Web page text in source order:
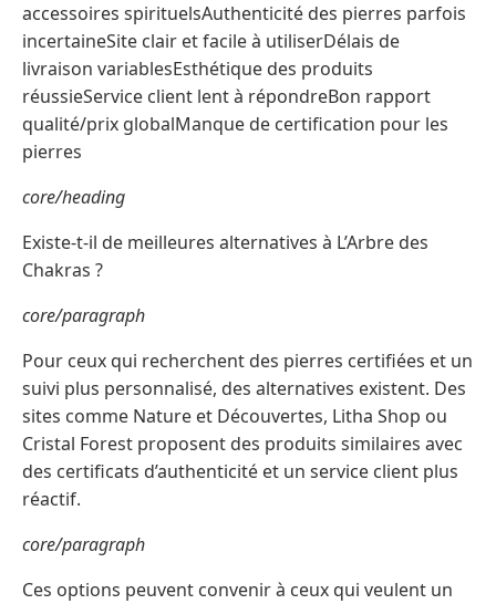
accessoires spirituelsAuthenticité des pierres parfois
incertaineSite clair et facile à utiliserDélais de
livraison variablesEsthétique des produits
réussieService client lent à répondreBon rapport
qualité/prix globalManque de certification pour les
pierres
core/heading
Existe-t-il de meilleures alternatives à L’Arbre des
Chakras ?
core/paragraph
Pour ceux qui recherchent des pierres certifiées et un
suivi plus personnalisé, des alternatives existent. Des
sites comme Nature et Découvertes, Litha Shop ou
Cristal Forest proposent des produits similaires avec
des certificats d’authenticité et un service client plus
réactif.
core/paragraph
Ces options peuvent convenir à ceux qui veulent un